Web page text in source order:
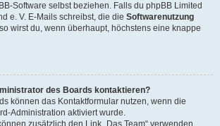
Software selbst beziehen. Falls du phpBB Limited
e. V. E-Mails schreibst, die die Softwarenutzung
wirst du, wenn überhaupt, höchstens eine knappe
des Boards kontaktieren?
können das Kontaktformular nutzen, wenn die
Administration aktiviert wurde.
zusätzlich den Link „Das Team“ verwenden.